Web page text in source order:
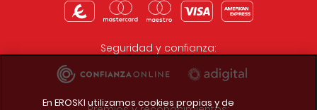
Seguridad y confianza:
En EROSKI utilizamos cookies propias y de